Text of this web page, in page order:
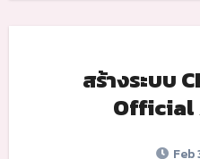
สร้างระบบ
Official
Feb